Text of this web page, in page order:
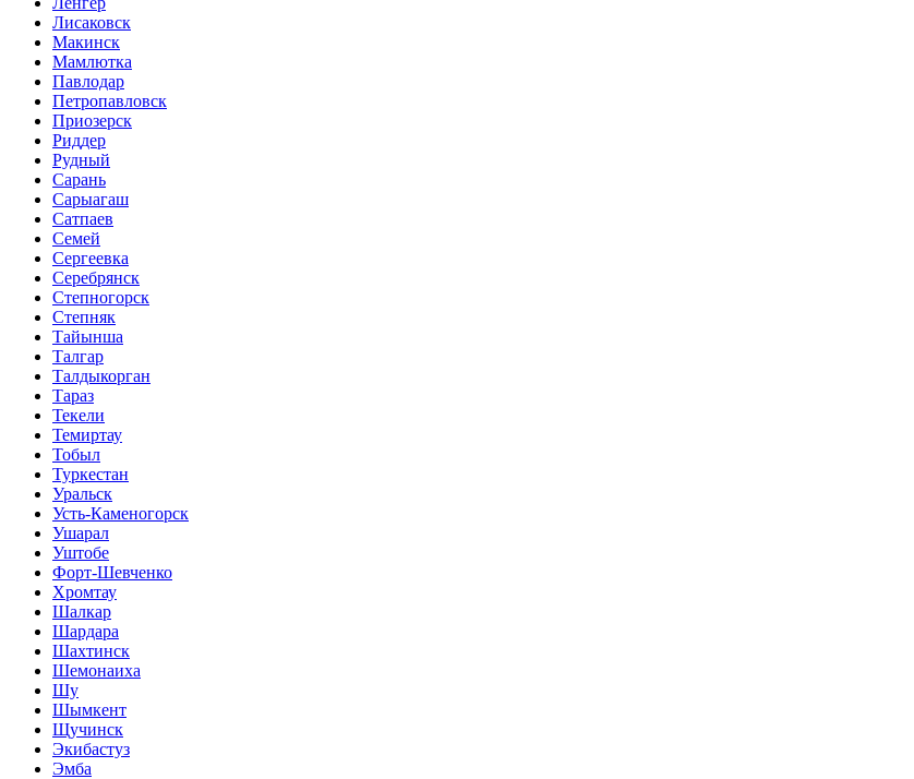
Лисаковск
Макинск
Мамлютка
Павлодар
Петропавловск
Приозерск
Риддер
Рудный
Сарань
Сарыагаш
Сатпаев
Семей
Сергеевка
Серебрянск
Степногорск
Степняк
Тайынша
Талгар
Талдыкорган
Тараз
Текели
Темиртау
Тобыл
Туркестан
Уральск
Усть-Каменогорск
Ушарал
Уштобе
Форт-Шевченко
Хромтау
Шалкар
Шардара
Шахтинск
Шемонаиха
Шу
Шымкент
Щучинск
Экибастуз
Эмба